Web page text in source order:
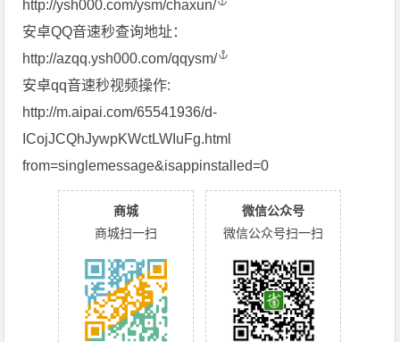
http://ysh000.com/ysm/chaxun/
安卓QQ音速秒查询地址：
http://azqq.ysh000.com/qqysm/
安卓qq音速秒视频操作:
http://m.aipai.com/65541936/d-
ICojJCQhJywpKWctLWIuFg.html
from=singlemessage&isappinstalled=0​
商城
商城扫一扫
微信公众号
微信公众号扫一扫